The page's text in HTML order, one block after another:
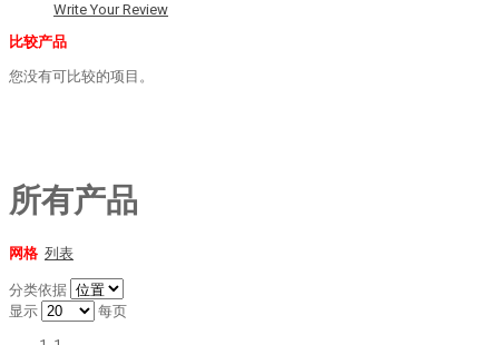
Write Your Review
比较产品
您没有可比较的项目。
所有产品
网格 列表
分类依据
显示
每页